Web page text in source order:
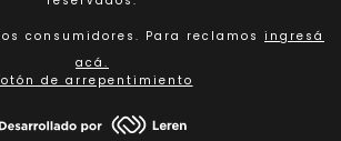
consumidores. Para reclamos ingresá
acá.
de arrepentimiento